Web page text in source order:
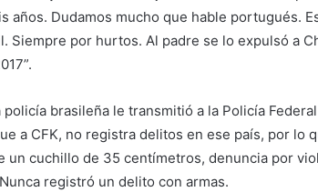
años. Dudamos mucho que hable portugués.
Siempre por hurtos. Al padre se lo expulsó a
brasileña le transmitió a la Policía
a CFK, no registra delitos en ese país, por lo
un cuchillo de 35 centímetros, denuncia por
registró un delito con armas.